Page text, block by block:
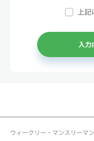
ウィークリー・マンスリーマ
業からの電話・メ
記簿謄本、電話帳
どから適法かつ公
たします。
3.弊社が保有する
メールアドレス、ア
上
入力